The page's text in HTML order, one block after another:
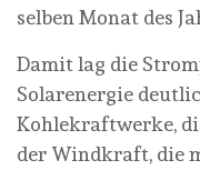
selben Monat des
Damit lag die
Solarenergie
Kohlekraftwerke,
der Windkraft, die